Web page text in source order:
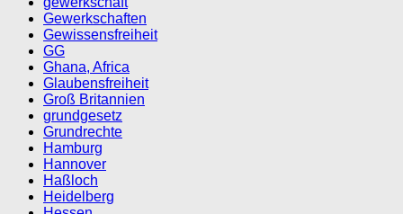
Gewerkschaften
Gewissensfreiheit
GG
Ghana, Africa
Glaubensfreiheit
Groß Britannien
grundgesetz
Grundrechte
Hamburg
Hannover
Haßloch
Heidelberg